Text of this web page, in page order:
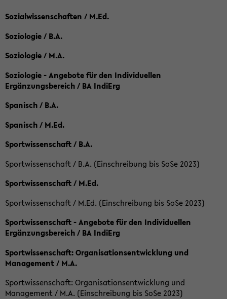
Sozialwissenschaften / M.Ed.
Soziologie / B.A.
Soziologie / M.A.
Soziologie - Angebote für den Individuellen
Ergänzungsbereich / BA IndiErg
Spanisch / B.A.
Spanisch / M.Ed.
Sportwissenschaft / B.A.
Sportwissenschaft / B.A. (Einschreibung bis SoSe 2023)
Sportwissenschaft / M.Ed.
Sportwissenschaft / M.Ed. (Einschreibung bis SoSe 2023)
Sportwissenschaft - Angebote für den Individuellen
Ergänzungsbereich / BA IndiErg
Sportwissenschaft: Organisationsentwicklung und
Management / M.A.
Sportwissenschaft: Organisationsentwicklung und
Management / M.A. (Einschreibung bis SoSe 2023)